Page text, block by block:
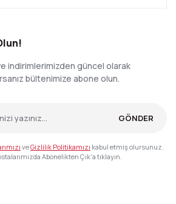
indirimlerimizden güncel olarak
bültenimize abone olun.
GÖNDER
veGizlilik Politikamızı kabul etmiş olursunuz.
Abonelikten Çık'a tıklayın.